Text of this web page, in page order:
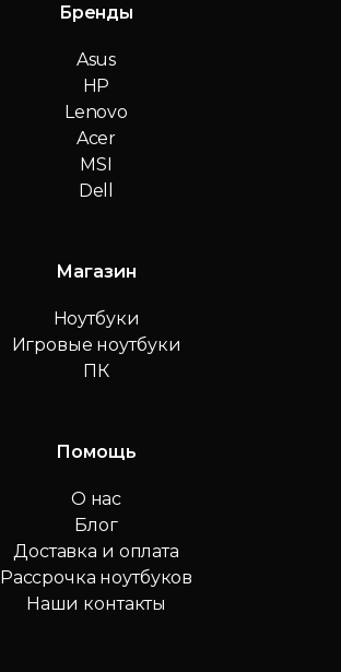
Бренды
Asus
HP
Lenovo
Acer
MSI
Dell
Магазин
Ноутбуки
Игровые ноутбуки
ПК
Помощь
О нас
Блог
Доставка и оплата
Рассрочка ноутбуков
Наши контакты